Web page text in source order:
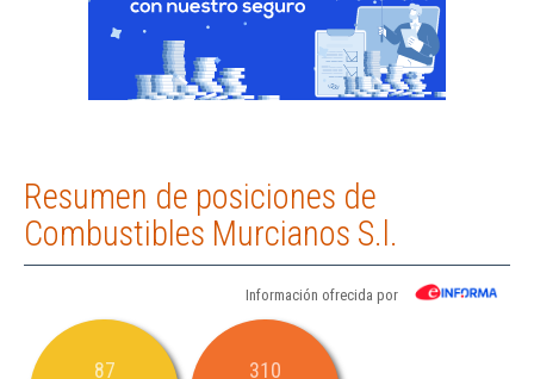
Resumen de posiciones de
Combustibles Murcianos S.l.
Información ofrecida por
87 310